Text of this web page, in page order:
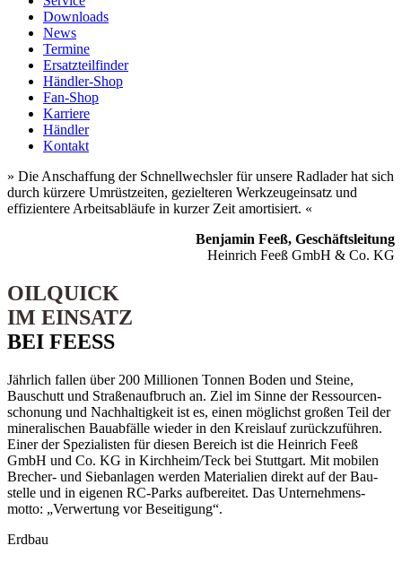
Downloads
News
Termine
Ersatzteilfinder
Händler-Shop
Fan-Shop
Karriere
Händler
Kontakt
» Die Anschaffung der Schnell­wechsler für unsere Rad­lader hat sich
durch kürzere Umrüst­zeiten, gezielteren Werkzeug­­einsatz und
effizientere Arbeits­abläufe in kurzer Zeit amortisiert. «
Benjamin Feeß, Geschäftsleitung
Heinrich Feeß GmbH & Co. KG
OILQUICK
IM EINSATZ
BEI FEESS
Jährlich fallen über 200 Millionen Tonnen Boden und Steine,
Bauschutt und Straßen­­aufbruch an. Ziel im Sinne der Ressourcen­­
schonung und Nach­­haltigkeit ist es, einen möglichst großen Teil der
mineralischen Bau­­abfälle wieder in den Kreis­­lauf zurück­­zuführen.
Einer der Spezialisten für diesen Bereich ist die Heinrich Feeß
GmbH und Co. KG in Kirchheim/Teck bei Stuttgart. Mit mobilen
Brecher- und Sieb­­anlagen werden Materialien direkt auf der Bau­­
stelle und in eigenen RC-Parks auf­­bereitet. Das Unternehmens­­
motto: „Verwertung vor Beseitigung“.
Erdbau